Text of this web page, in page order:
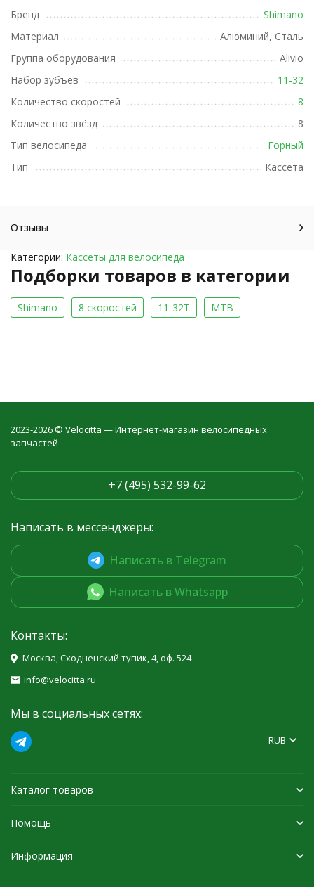
Бренд
Shimano
Материал
Алюминий, Сталь
Группа оборудования
Alivio
Набор зубъев
11-32
Количество скоростей
8
Количество звёзд
8
Тип велосипеда
Горный
Тип
Кассета
Отзывы
Категории: Кассеты для велосипеда
Подборки товаров в категории
Shimano 8 скоростей 11-32T MTB
2023-2026 © Velocitta — Интернет-магазин велосипедных
запчастей
+7 (495) 532-99-62
Написать в мессенджеры:
Написать в Telegram
Написать в Whatsapp
Контакты:
Москва, Сходненский тупик, 4, оф. 524
info@velocitta.ru
Мы в социальных сетях:
RUB
Каталог товаров
Помощь
Информация